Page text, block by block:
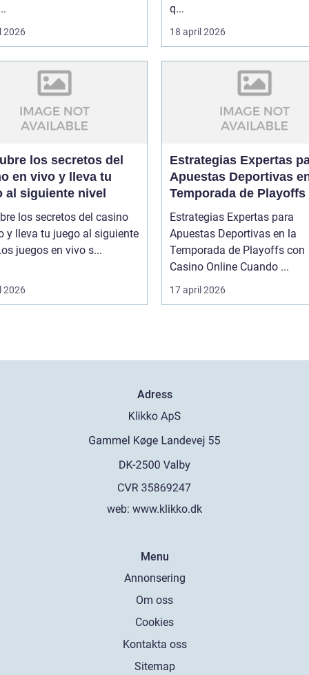
2026
q...
18 april 2026
los secretos del
en vivo y lleva tu
al siguiente nivel
los secretos del casino
y lleva tu juego al siguiente
Los juegos en vivo s...
2026
Estrategias Expertas
Apuestas Deportivas
Temporada de Playoffs
Casino Online
Estrategias Expertas para
Apuestas Deportivas en la
Temporada de Playoffs con
Casino Online Cuando ...
17 april 2026
Adress
web: www.klikko.dk
Menu
Annonsering
Om oss
Cookies
Kontakta oss
Sitemap